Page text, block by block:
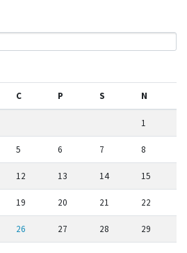
C P S N
1
5 6 7 8
12 13 14 15
19 20 21 22
26 27 28 29